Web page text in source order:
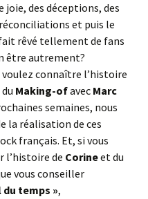
joie, des déceptions, des
et puis le
rêvé tellement de fans
être autrement?
connaître l’histoire
Making-ofavec Marc
semaines, nous
la réalisation de ces
français. Et, si vous
l’histoire de Corineet du
vous conseiller
du temps »,